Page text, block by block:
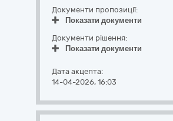
Документи пропозиції:
Показати документи
Документи рішення:
Показати документи
Дата акцепта:
14-04-2026, 16:03